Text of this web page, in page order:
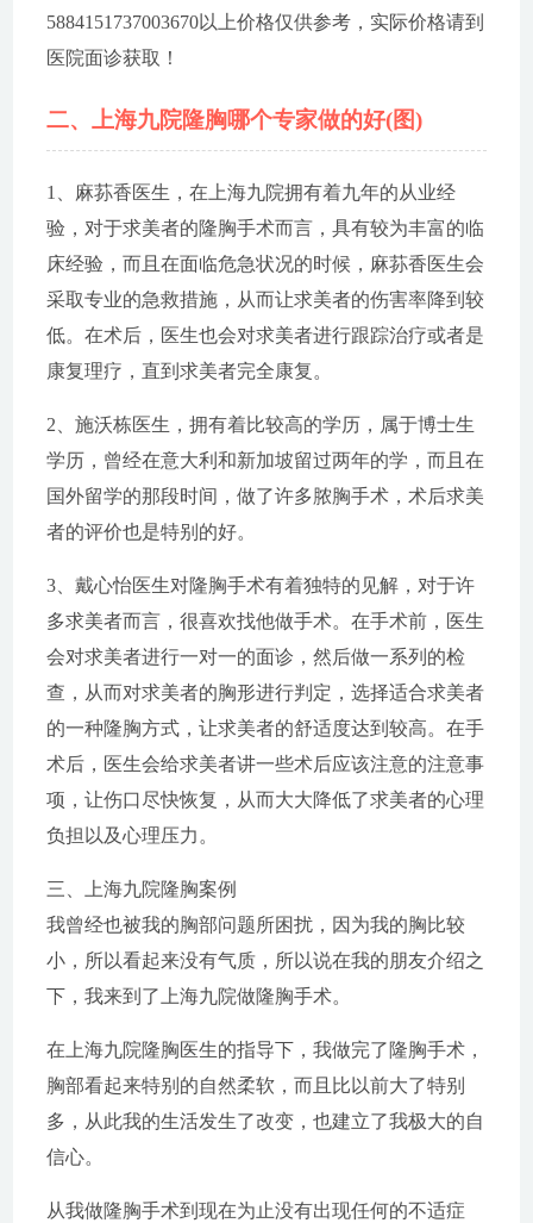
5884151737003670以上价格仅供参考，实际价格请到
医院面诊获取！
二、上海九院隆胸哪个专家做的好(图)
1、麻荪香医生，在上海九院拥有着九年的从业经
验，对于求美者的隆胸手术而言，具有较为丰富的临
床经验，而且在面临危急状况的时候，麻荪香医生会
采取专业的急救措施，从而让求美者的伤害率降到较
低。在术后，医生也会对求美者进行跟踪治疗或者是
康复理疗，直到求美者完全康复。
2、施沃栋医生，拥有着比较高的学历，属于博士生
学历，曾经在意大利和新加坡留过两年的学，而且在
国外留学的那段时间，做了许多脓胸手术，术后求美
者的评价也是特别的好。
3、戴心怡医生对隆胸手术有着独特的见解，对于许
多求美者而言，很喜欢找他做手术。在手术前，医生
会对求美者进行一对一的面诊，然后做一系列的检
查，从而对求美者的胸形进行判定，选择适合求美者
的一种隆胸方式，让求美者的舒适度达到较高。在手
术后，医生会给求美者讲一些术后应该注意的注意事
项，让伤口尽快恢复，从而大大降低了求美者的心理
负担以及心理压力。
三、上海九院隆胸案例
我曾经也被我的胸部问题所困扰，因为我的胸比较
小，所以看起来没有气质，所以说在我的朋友介绍之
下，我来到了上海九院做隆胸手术。
在上海九院隆胸医生的指导下，我做完了隆胸手术，
胸部看起来特别的自然柔软，而且比以前大了特别
多，从此我的生活发生了改变，也建立了我极大的自
信心。
从我做隆胸手术到现在为止没有出现任何的不适症